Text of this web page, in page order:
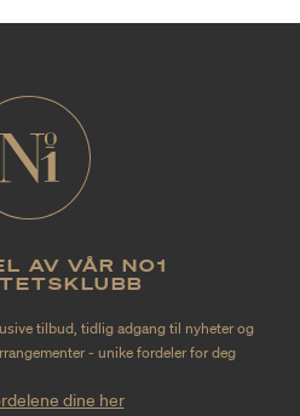
AV VÅR NO1
tilbud, tidlig adgang til nyheter og
- unike fordeler for deg
dine her